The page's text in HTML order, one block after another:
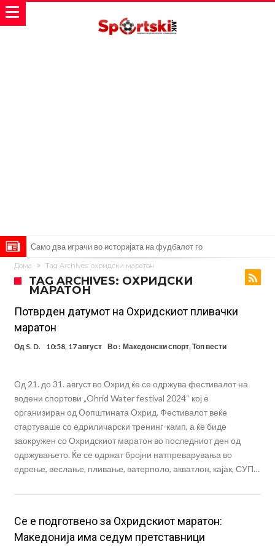
Само два играчи во историјата на фудбалот го
направиле„невозможното“: Едниот е Меси, знаете ли кој е
другиот?
Атлетико Мадрид презема (не)очекуван потег!
Истината излезе на виделина: Родри како никој никогаш го понижи
Реал, подобро да не доаѓа во Мадрид!
Пресврт во трансферот на Ромеро? Интер нема доволно
средства, Атлетико ја следи ситуацијата
ГОТОВО Е! Челси носи нов лев бек – трансфер вреден 21 милион
евра
Рафаел Леао со нова понуда од Турција
Продаден резервниот голман на Сити за 50 милиони евра
Сврзуваат уште еден англиски репрезентативец со Ливерпул
Дома Tag Archives: охридски маратон
TAG ARCHIVES: ОХРИДСКИ
МАРАТОН
Потврден датумот на Охридскиот пливачки
маратон
Од S. D. 10:58, 17 август Во : Македонски спорт, Топ вести
Од 21. до 31. август во Охрид ќе се одржува фестивалот на
водени спортови „Ohrid Water festival 2024“ кој е
организиран од Оопштината Охрид. Фестивалот веќе
стартуваше со едриличарски тренинг-камп, а ќе биде
заокружен со Охридскиот маратон во последниот ден од
одржувањето. Ќе се одржат бројни натпреварувања во
едрење, веслање, пливање, ватерполо, акватлон, кајак, СУП…
Се е подготвено за Охридскиот маратон:
Македонија има седум претставници